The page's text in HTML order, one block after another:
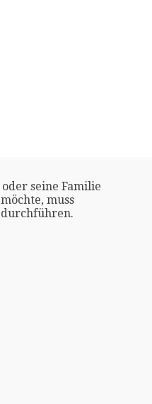
seine Familie
muss